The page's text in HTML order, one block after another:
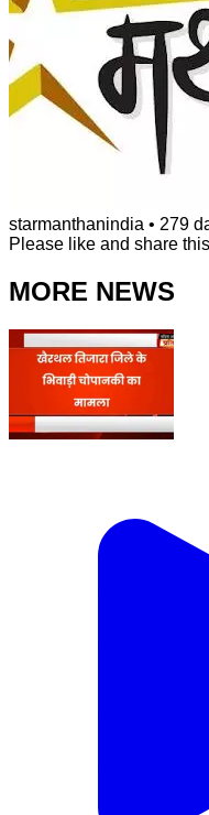
starmanthanindia • 279
Please like and share
MORE NEWS